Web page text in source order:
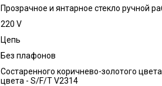
Прозрачное и янтарное стекло ручной
220 V
Цепь
Без плафонов
Состаренного коричнево-золотого
цвета - S/F/T V2314